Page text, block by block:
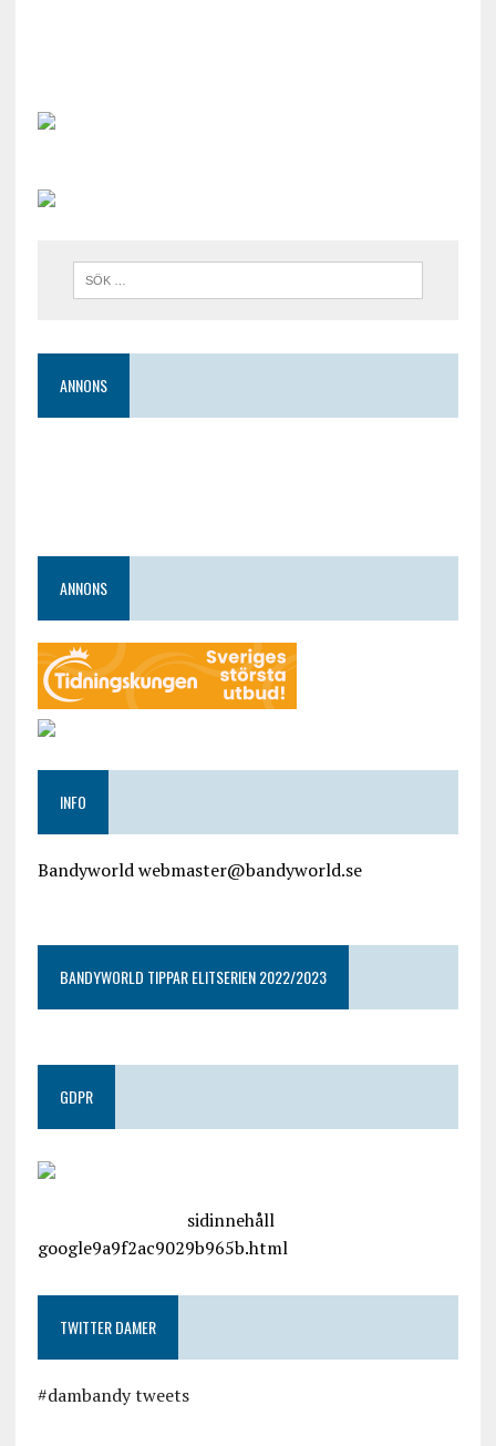
ANNONS
ANNONS
INFO
Bandyworld webmaster@bandyworld.se
BANDYWORLD TIPPAR ELITSERIEN 2022/2023
GDPR
sidinnehåll
google9a9f2ac9029b965b.html
TWITTER DAMER
#dambandy tweets